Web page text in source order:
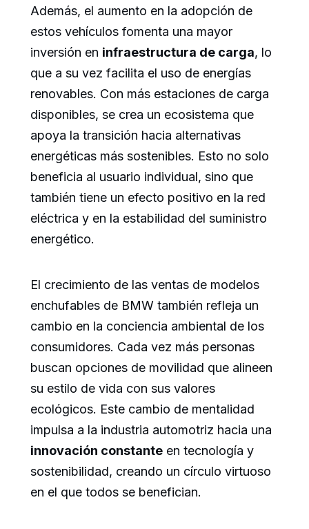
Además, el aumento en la adopción de
estos vehículos fomenta una mayor
inversión en infraestructura de carga, lo
que a su vez facilita el uso de energías
renovables. Con más estaciones de carga
disponibles, se crea un ecosistema que
apoya la transición hacia alternativas
energéticas más sostenibles. Esto no solo
beneficia al usuario individual, sino que
también tiene un efecto positivo en la red
eléctrica y en la estabilidad del suministro
energético.
El crecimiento de las ventas de modelos
enchufables de BMW también refleja un
cambio en la conciencia ambiental de los
consumidores. Cada vez más personas
buscan opciones de movilidad que alineen
su estilo de vida con sus valores
ecológicos. Este cambio de mentalidad
impulsa a la industria automotriz hacia una
innovación constante en tecnología y
sostenibilidad, creando un círculo virtuoso
en el que todos se benefician.